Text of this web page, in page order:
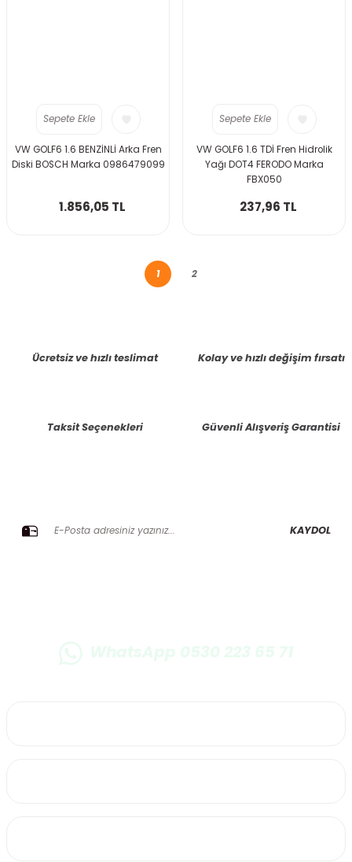
Sepete Ekle
VW GOLF6 1.6 BENZİNLİ Arka Fren
Diski BOSCH Marka 0986479099
1.856,05 TL
Sepete Ekle
VW GOLF6 1.6 TDİ Fren Hidrolik
Yağı DOT4 FERODO Marka
FBX050
237,96 TL
1 2
Ücretsiz ve hızlı teslimat Kolay ve hızlı değişim fırsatı
Taksit Seçenekleri Güvenli Alışveriş Garantisi
KAYDOL